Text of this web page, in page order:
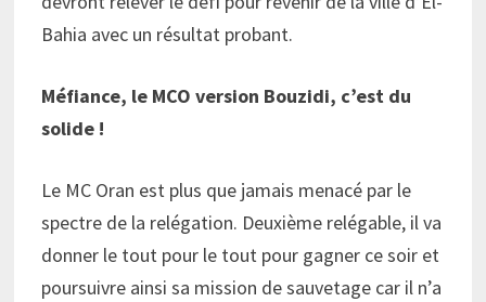
Bahia avec un résultat probant.
Méfiance, le MCO version Bouzidi, c’est du
solide !
Le MC Oran est plus que jamais menacé par le
spectre de la relégation. Deuxième relégable, il va
donner le tout pour le tout pour gagner ce soir et
poursuivre ainsi sa mission de sauvetage car il n’a